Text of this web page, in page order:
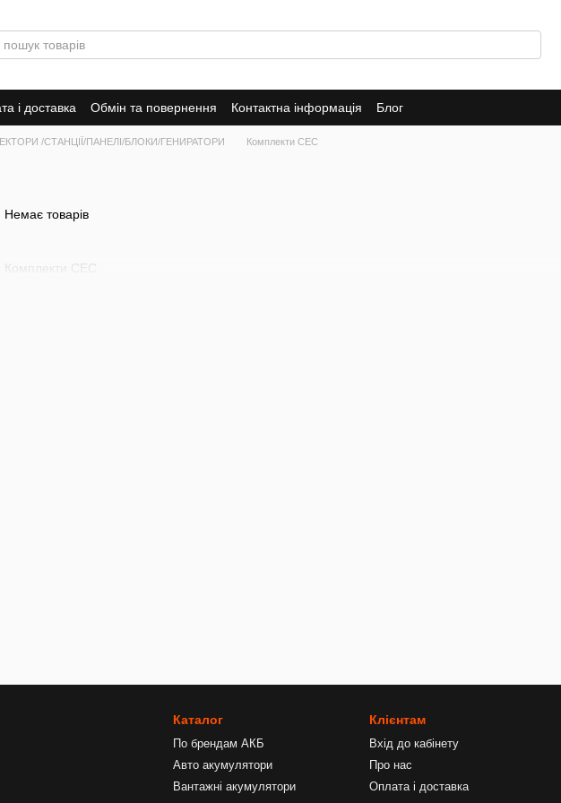
і доставка Обмін та повернення Контактна інформація Блог
/СТАНЦІЇ/ПАНЕЛІ/БЛОКИ/ГЕНИРАТОРИ Комплекти СЕС
Комплекти СЕС
Немає товарів
Каталог
По брендам АКБ
Авто акумулятори
Вантажні акумулятори
Клієнтам
Вхід до кабінету
Про нас
Оплата і доставка